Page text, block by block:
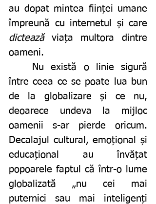
au dopat mintea ființei umane
dictează viața multora dintre
oameni.
între ceea ce se poate lua bun
de la globalizare și ce nu,
deoarece undeva la mijloc
oamenii s-ar pierde oricum.
Decalajul cultural, emoțional și
educațional au învățat
popoarele faptul că într-o lume
globalizată „nu cei mai
puternici sau mai inteligenți